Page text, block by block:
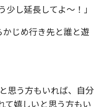
少し延長してよ～！」
かじめ行き先と誰と遊
思う方もいれば、自分
て嬉しいと思う方もい